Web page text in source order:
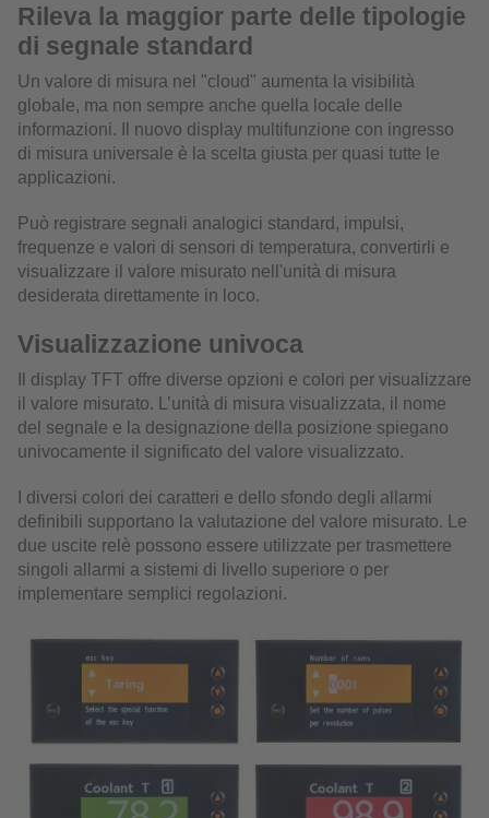
Rileva la maggior parte delle tipologie
di segnale standard
Un valore di misura nel "cloud" aumenta la visibilità
globale, ma non sempre anche quella locale delle
informazioni. Il nuovo display multifunzione con ingresso
di misura universale è la scelta giusta per quasi tutte le
applicazioni.
Può registrare segnali analogici standard, impulsi,
frequenze e valori di sensori di temperatura, convertirli e
visualizzare il valore misurato nell'unità di misura
desiderata direttamente in loco.
Visualizzazione univoca
Il display TFT offre diverse opzioni e colori per visualizzare
il valore misurato. L’unità di misura visualizzata, il nome
del segnale e la designazione della posizione spiegano
univocamente il significato del valore visualizzato.
I diversi colori dei caratteri e dello sfondo degli allarmi
definibili supportano la valutazione del valore misurato. Le
due uscite relè possono essere utilizzate per trasmettere
singoli allarmi a sistemi di livello superiore o per
implementare semplici regolazioni.